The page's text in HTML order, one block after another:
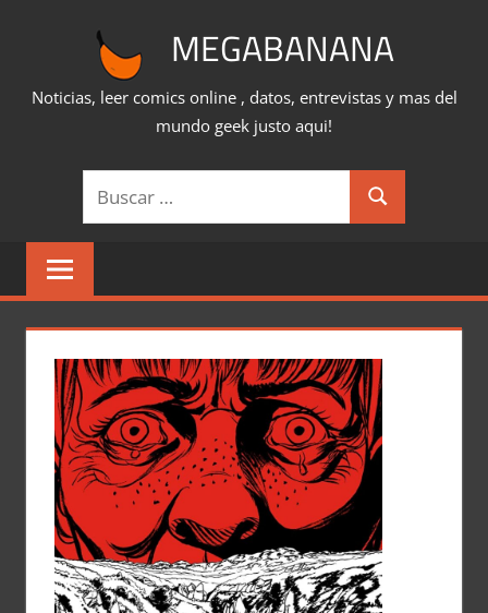
MEGABANANA
Noticias, leer comics online , datos, entrevistas y mas del
mundo geek justo aqui!
Buscar:
Buscar